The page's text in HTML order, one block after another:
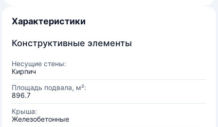
Характеристики
Конструктивные элементы
Несущие стены:
Кирпич
Площадь подвала, м²:
896.7
Крыша:
Железобетонные